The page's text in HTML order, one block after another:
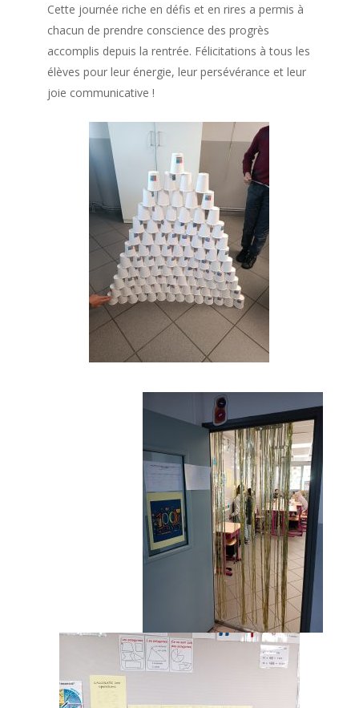
Cette journée riche en défis et en rires a permis à
chacun de prendre conscience des progrès
accomplis depuis la rentrée. Félicitations à tous les
élèves pour leur énergie, leur persévérance et leur
joie communicative !